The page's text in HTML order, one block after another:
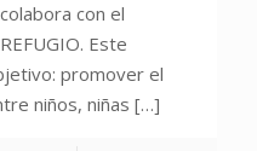
con el
Este
promover el
niños, niñas […]